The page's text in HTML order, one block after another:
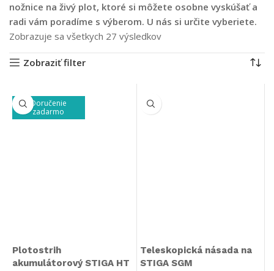
nožnice na živý plot, ktoré si môžete osobne vyskúšať a
radi vám poradíme s výberom. U nás si určite vyberiete.
Zobrazuje sa všetkych 27 výsledkov
Zobraziť filter
Doručenie
zadarmo
Plotostrih
akumulátorový STIGA HT
Teleskopická násada na
STIGA SGM